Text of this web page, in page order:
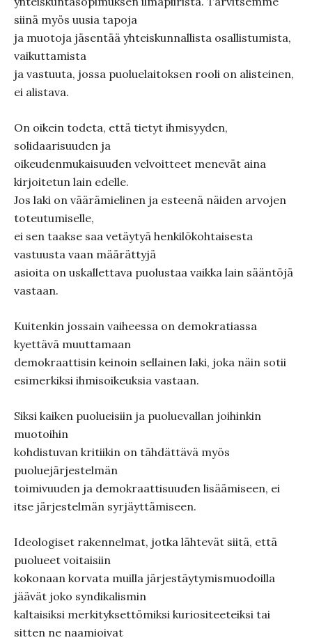
siinä myös uusia tapoja
ja muotoja jäsentää yhteiskunnallista osallistumista,
vaikuttamista
ja vastuuta, jossa puoluelaitoksen rooli on alisteinen,
ei alistava.
On oikein todeta, että tietyt ihmisyyden,
solidaarisuuden ja
oikeudenmukaisuuden velvoitteet menevät aina
kirjoitetun lain edelle.
Jos laki on väärämielinen ja esteenä näiden arvojen
toteutumiselle,
ei sen taakse saa vetäytyä henkilökohtaisesta
vastuusta vaan määrättyjä
asioita on uskallettava puolustaa vaikka lain sääntöjä
vastaan.
Kuitenkin jossain vaiheessa on demokratiassa
kyettävä muuttamaan
demokraattisin keinoin sellainen laki, joka näin sotii
esimerkiksi ihmisoikeuksia vastaan.
Siksi kaiken puolueisiin ja puoluevallan joihinkin
muotoihin
kohdistuvan kritiikin on tähdättävä myös
puoluejärjestelmän
toimivuuden ja demokraattisuuden lisäämiseen, ei
itse järjestelmän syrjäyttämiseen.
Ideologiset rakennelmat, jotka lähtevät siitä, että
puolueet voitaisiin
kokonaan korvata muilla järjestäytymismuodoilla
jäävät joko syndikalismin
kaltaisiksi merkityksettömiksi kuriositeeteiksi tai
sitten ne naamioivat